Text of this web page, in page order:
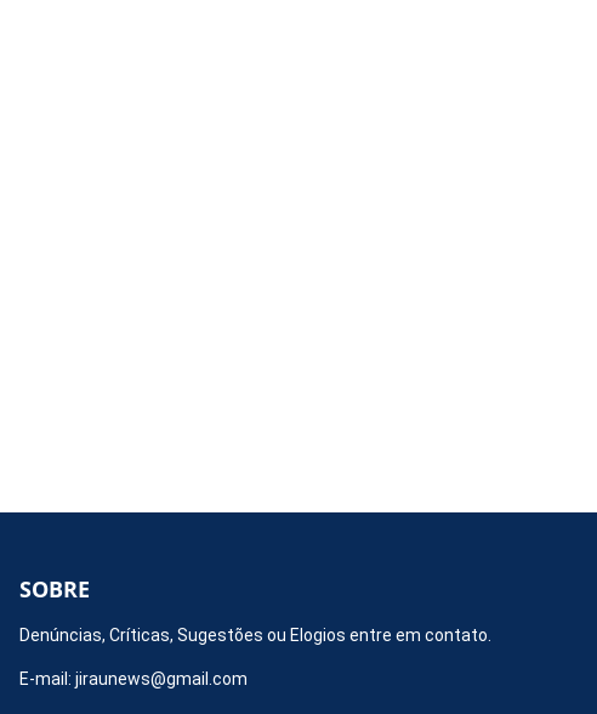
SOBRE
Denúncias, Críticas, Sugestões ou Elogios entre em contato.
E-mail: jiraunews@gmail.com